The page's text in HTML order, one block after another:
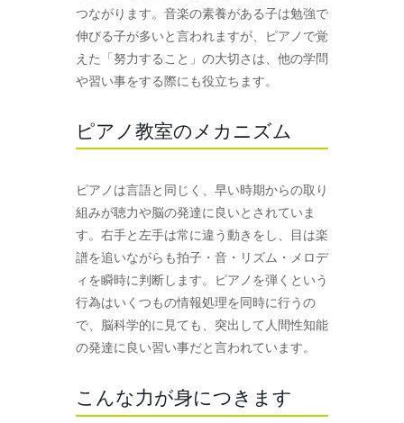
つながります。音楽の素養がある子は勉強で
伸びる子が多いと言われますが、ピアノで覚
えた「努力すること」の大切さは、他の学問
や習い事をする際にも役立ちます。
ピアノ教室のメカニズム
ピアノは言語と同じく、早い時期からの取り
組みが聴力や脳の発達に良いとされていま
す。右手と左手は常に違う動きをし、目は楽
譜を追いながらも拍子・音・リズム・メロデ
ィを瞬時に判断します。ピアノを弾くという
行為はいくつもの情報処理を同時に行うの
で、脳科学的に見ても、突出して人間性知能
の発達に良い習い事だと言われています。
こんな力が身につきます